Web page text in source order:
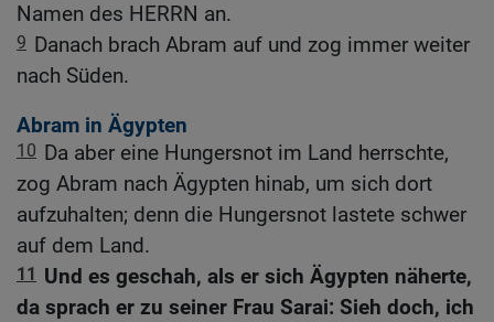
Namen des HERRN an.
9 Danach brach Abram auf und zog immer weiter
nach Süden.
Abram in Ägypten
10 Da aber eine Hungersnot im Land herrschte,
zog Abram nach Ägypten hinab, um sich dort
aufzuhalten; denn die Hungersnot lastete schwer
auf dem Land.
11
Und es geschah, als er sich Ägypten näherte,
da sprach er zu seiner Frau Sarai: Sieh doch, ich